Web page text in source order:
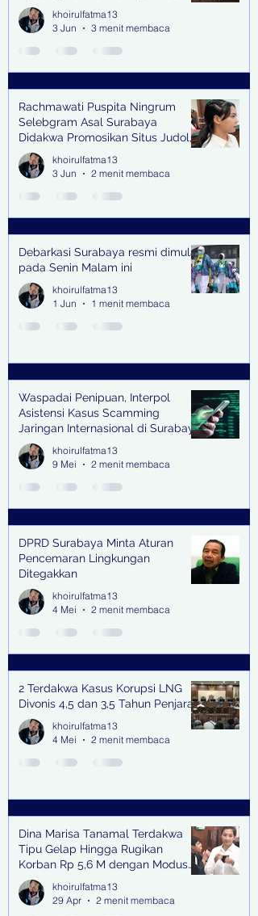
and Pub Surabaya,
khoirulfatma13
3 Jun
3 menit membaca
Rachmawati Puspita Ningrum
Selebgram Asal Surabaya
Didakwa Promosikan Situs Judol,
Raup Rp2 Juta dari Tiga Kali
Endorse
khoirulfatma13
3 Jun
2 menit membaca
Debarkasi Surabaya resmi dimulai
pada Senin Malam ini
khoirulfatma13
1 Jun
1 menit membaca
Waspadai Penipuan, Interpol
Asistensi Kasus Scamming
Jaringan Internasional di Surabaya
khoirulfatma13
9 Mei
2 menit membaca
DPRD Surabaya Minta Aturan
Pencemaran Lingkungan
Ditegakkan
khoirulfatma13
4 Mei
2 menit membaca
2 Terdakwa Kasus Korupsi LNG
Divonis 4,5 dan 3,5 Tahun Penjara
khoirulfatma13
4 Mei
2 menit membaca
Dina Marisa Tanamal Terdakwa
Tipu Gelap Hingga Rugikan
Korban Rp 5,6 M dengan Modus
Kerja Sama Impor Bodong
khoirulfatma13
29 Apr
2 menit membaca